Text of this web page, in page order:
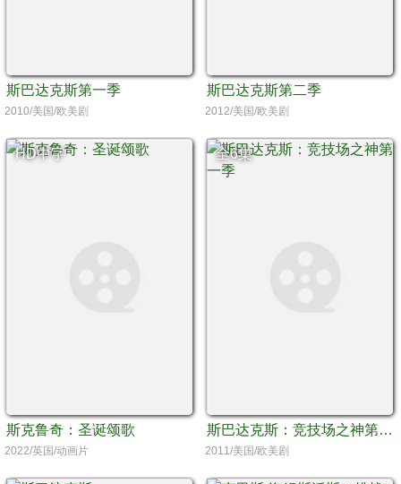
斯巴达克斯第一季
2010/美国/欧美剧
斯巴达克斯第二季
2012/美国/欧美剧
HD中字
斯克鲁奇：圣诞颂歌
2022/英国/动画片
全6集
斯巴达克斯：竞技场之神第一季
2011/美国/欧美剧